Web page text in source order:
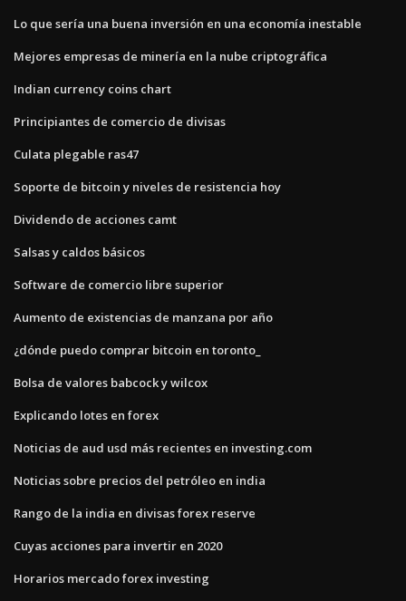
Lo que sería una buena inversión en una economía inestable
Mejores empresas de minería en la nube criptográfica
Indian currency coins chart
Principiantes de comercio de divisas
Culata plegable ras47
Soporte de bitcoin y niveles de resistencia hoy
Dividendo de acciones camt
Salsas y caldos básicos
Software de comercio libre superior
Aumento de existencias de manzana por año
¿dónde puedo comprar bitcoin en toronto_
Bolsa de valores babcock y wilcox
Explicando lotes en forex
Noticias de aud usd más recientes en investing.com
Noticias sobre precios del petróleo en india
Rango de la india en divisas forex reserve
Cuyas acciones para invertir en 2020
Horarios mercado forex investing